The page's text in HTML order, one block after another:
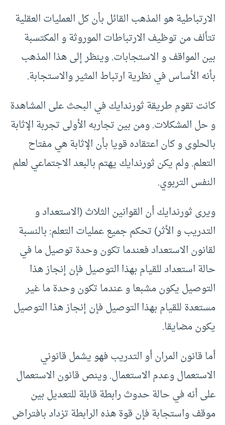
الارتباطية هو المذهب القائل بأن كل العمليات العقلية
تتألف من توظيف الارتباطات الموروثة و المكتسبة
بين المواقف و الاستجابات. وينظر إلى هذا المذهب
بأنه الأساس في نظرية ارتباط المثير والاستجابة.
كانت تقوم طريقة ثورندايك في البحث على المشاهدة
و حل المشكلات. ومن بين تجاربه الأولى تجربة الإثابة
بالحلوى و كان اعتقاده قويا بأن الإثابة هي مفتاح
التعلم. ولم يكن ثورندايك يهتم بالبعد الاجتماعي لعلم
النفس التربوي.
ويرى ثورندايك أن القوانين الثلاث (الاستعداد و
التدريب و الأثر) تحكم جميع عمليات التعلم: بالنسبة
لقانون الاستعداد فعندما تكون وحدة توصيل ما في
حالة استعداد للقيام بهذا التوصيل فإن إنجاز هذا
التوصيل يكون مشبعا و عندما تكون وحدة ما غير
مستعدة للقيام بهذا التوصيل فإن إنجاز هذا التوصيل
يكون مضايقا.
أما قانون المران أو التدريب فهو يشمل قانوني
الاستعمال وعدم الاستعمال. وينص قانون الاستعمال
على أنه في حالة حدوث رابطة قابلة للتعديل بين
موقف واستجابة فإن قوة هذه الرابطة تزداد بافتراض